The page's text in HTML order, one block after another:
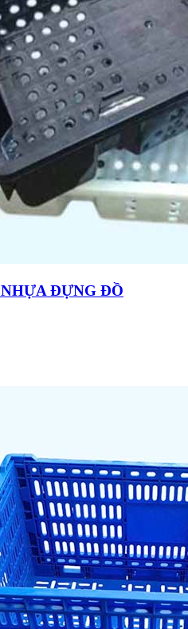
ĐỰNG ĐỒ